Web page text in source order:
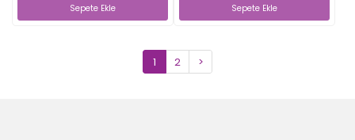
Sepete Ekle Sepete Ekle
1 2 >